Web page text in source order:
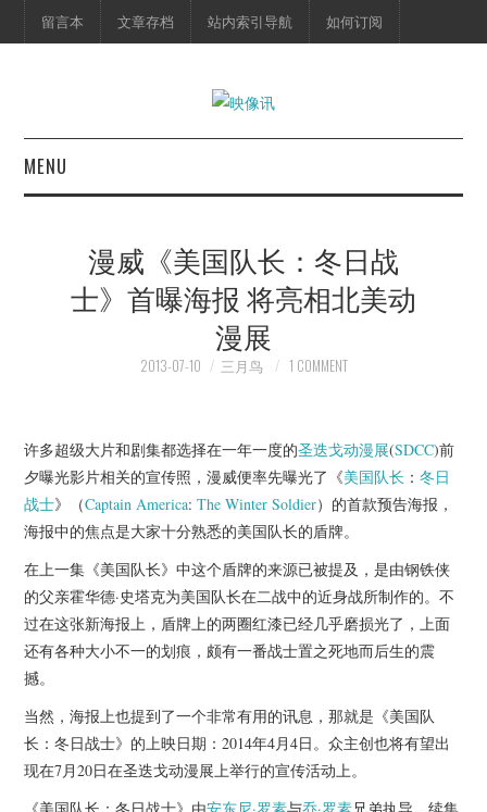
留言本 文章存档 站内索引导航 如何订阅
MENU
映像快讯
脱口秀
杂七杂八
电影档期
推荐电影
漫威《美国队长：冬日战
士》首曝海报 将亮相北美动
漫展
2013-07-10 三月鸟 1 COMMENT
许多超级大片和剧集都选择在一年一度的圣迭戈动漫展(SDCC)前
夕曝光影片相关的宣传照，漫威便率先曝光了《美国队长 ：冬日
战士》（Captain America:The Winter Soldier）的首款预告海报，
海报中的焦点是大家十分熟悉的美国队长的盾牌。
在上一集《美国队长》中这个盾牌的来源已被提及，是由钢铁侠
的父亲霍华德·史塔克为美国队长在二战中的近身战所制作的。不
过在这张新海报上，盾牌上的两圈红漆已经几乎磨损光了，上面
还有各种大小不一的划痕，颇有一番战士置之死地而后生的震
撼。
当然，海报上也提到了一个非常有用的讯息，那就是《美国队
长：冬日战士》的上映日期：2014年4月4日。众主创也将有望出
现在7月20日在圣迭戈动漫展上举行的宣传活动上。